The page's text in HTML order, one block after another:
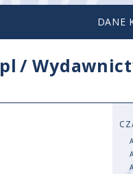
DANE
pl /